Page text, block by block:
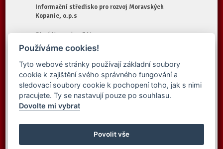
Informační středisko pro rozvoj Moravských
Kopanic, o.p.s
Starý Hrozenkov 314
687 74 Starý Hrozenkov
Tel.:+420 572 696 323
E-mail:
iskopanice@iskopanice.cz
Web:https://www.iskopanice.cz
© 2016 Informační středisko pro rozvoj
Moravských Kopanic, o.p.s. - Všechna práva
Vytvořilo studio
Používáme cookies!
Tyto webové stránky používají základní soubory
cookie k zajištění svého správného fungování a
sledovací soubory cookie k pochopení toho, jak s nimi
pracujete. Ty se nastavují pouze po souhlasu.
Dovolte mi vybrat
Povolit vše